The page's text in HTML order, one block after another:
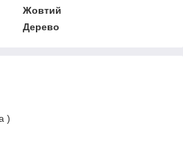
Жовтий
Дерево
)